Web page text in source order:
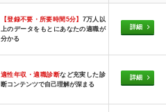
【登録不要・所要時間5分】 7万人以
上のデータをもとにあなたの適職が
分かる
詳細
適性年収・適職診断など充実した診
断コンテンツで自己理解が深まる
詳細